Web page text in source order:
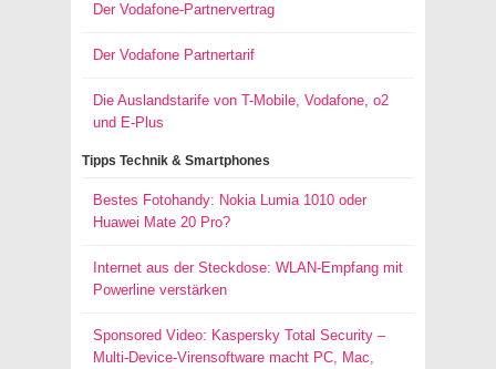
Der Vodafone-Partnervertrag
Der Vodafone Partnertarif
Die Auslandstarife von T-Mobile, Vodafone, o2
und E-Plus
Tipps Technik & Smartphones
Bestes Fotohandy: Nokia Lumia 1010 oder
Huawei Mate 20 Pro?
Internet aus der Steckdose: WLAN-Empfang mit
Powerline verstärken
Sponsored Video: Kaspersky Total Security –
Multi-Device-Virensoftware macht PC, Mac,